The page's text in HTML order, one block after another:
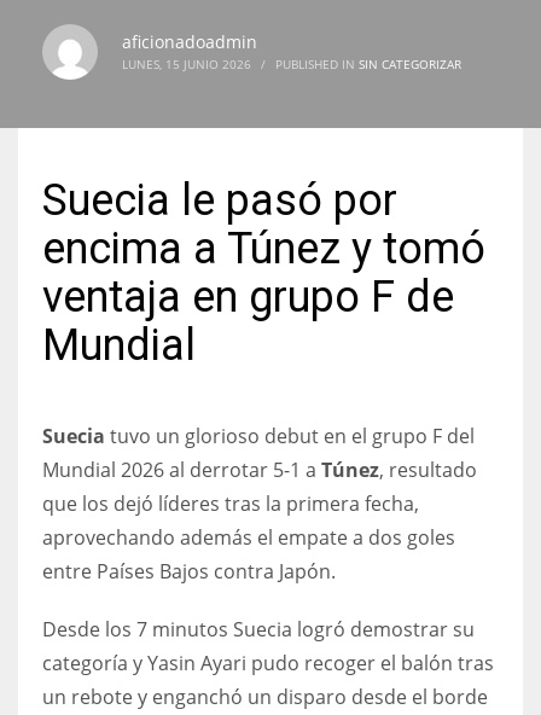
NYJ
24
IND
MIN
6
PIT
20
aficionadoadmin
LUNES, 15 JUNIO 2026 / PUBLISHED IN SIN CATEGORIZAR
Suecia le pasó por
encima a Túnez y tomó
ventaja en grupo F de
Mundial
Suecia tuvo un glorioso debut en el grupo F del
Mundial 2026 al derrotar 5-1 a Túnez, resultado
que los dejó líderes tras la primera fecha,
aprovechando además el empate a dos goles
entre Países Bajos contra Japón.
Desde los 7 minutos Suecia logró demostrar su
categoría y Yasin Ayari pudo recoger el balón tras
un rebote y enganchó un disparo desde el borde